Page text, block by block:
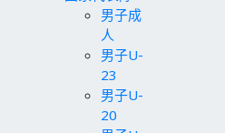
男子成
人
男子U-
23
男子U-
20